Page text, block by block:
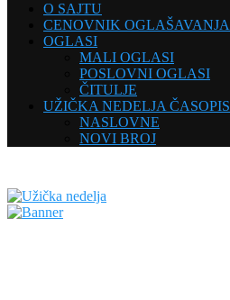
O SAJTU
CENOVNIK OGLAŠAVANJA
OGLASI
MALI OGLASI
POSLOVNI OGLASI
ČITULJE
UŽIČKA NEDELJA ČASOPIS
NASLOVNE
NOVI BROJ